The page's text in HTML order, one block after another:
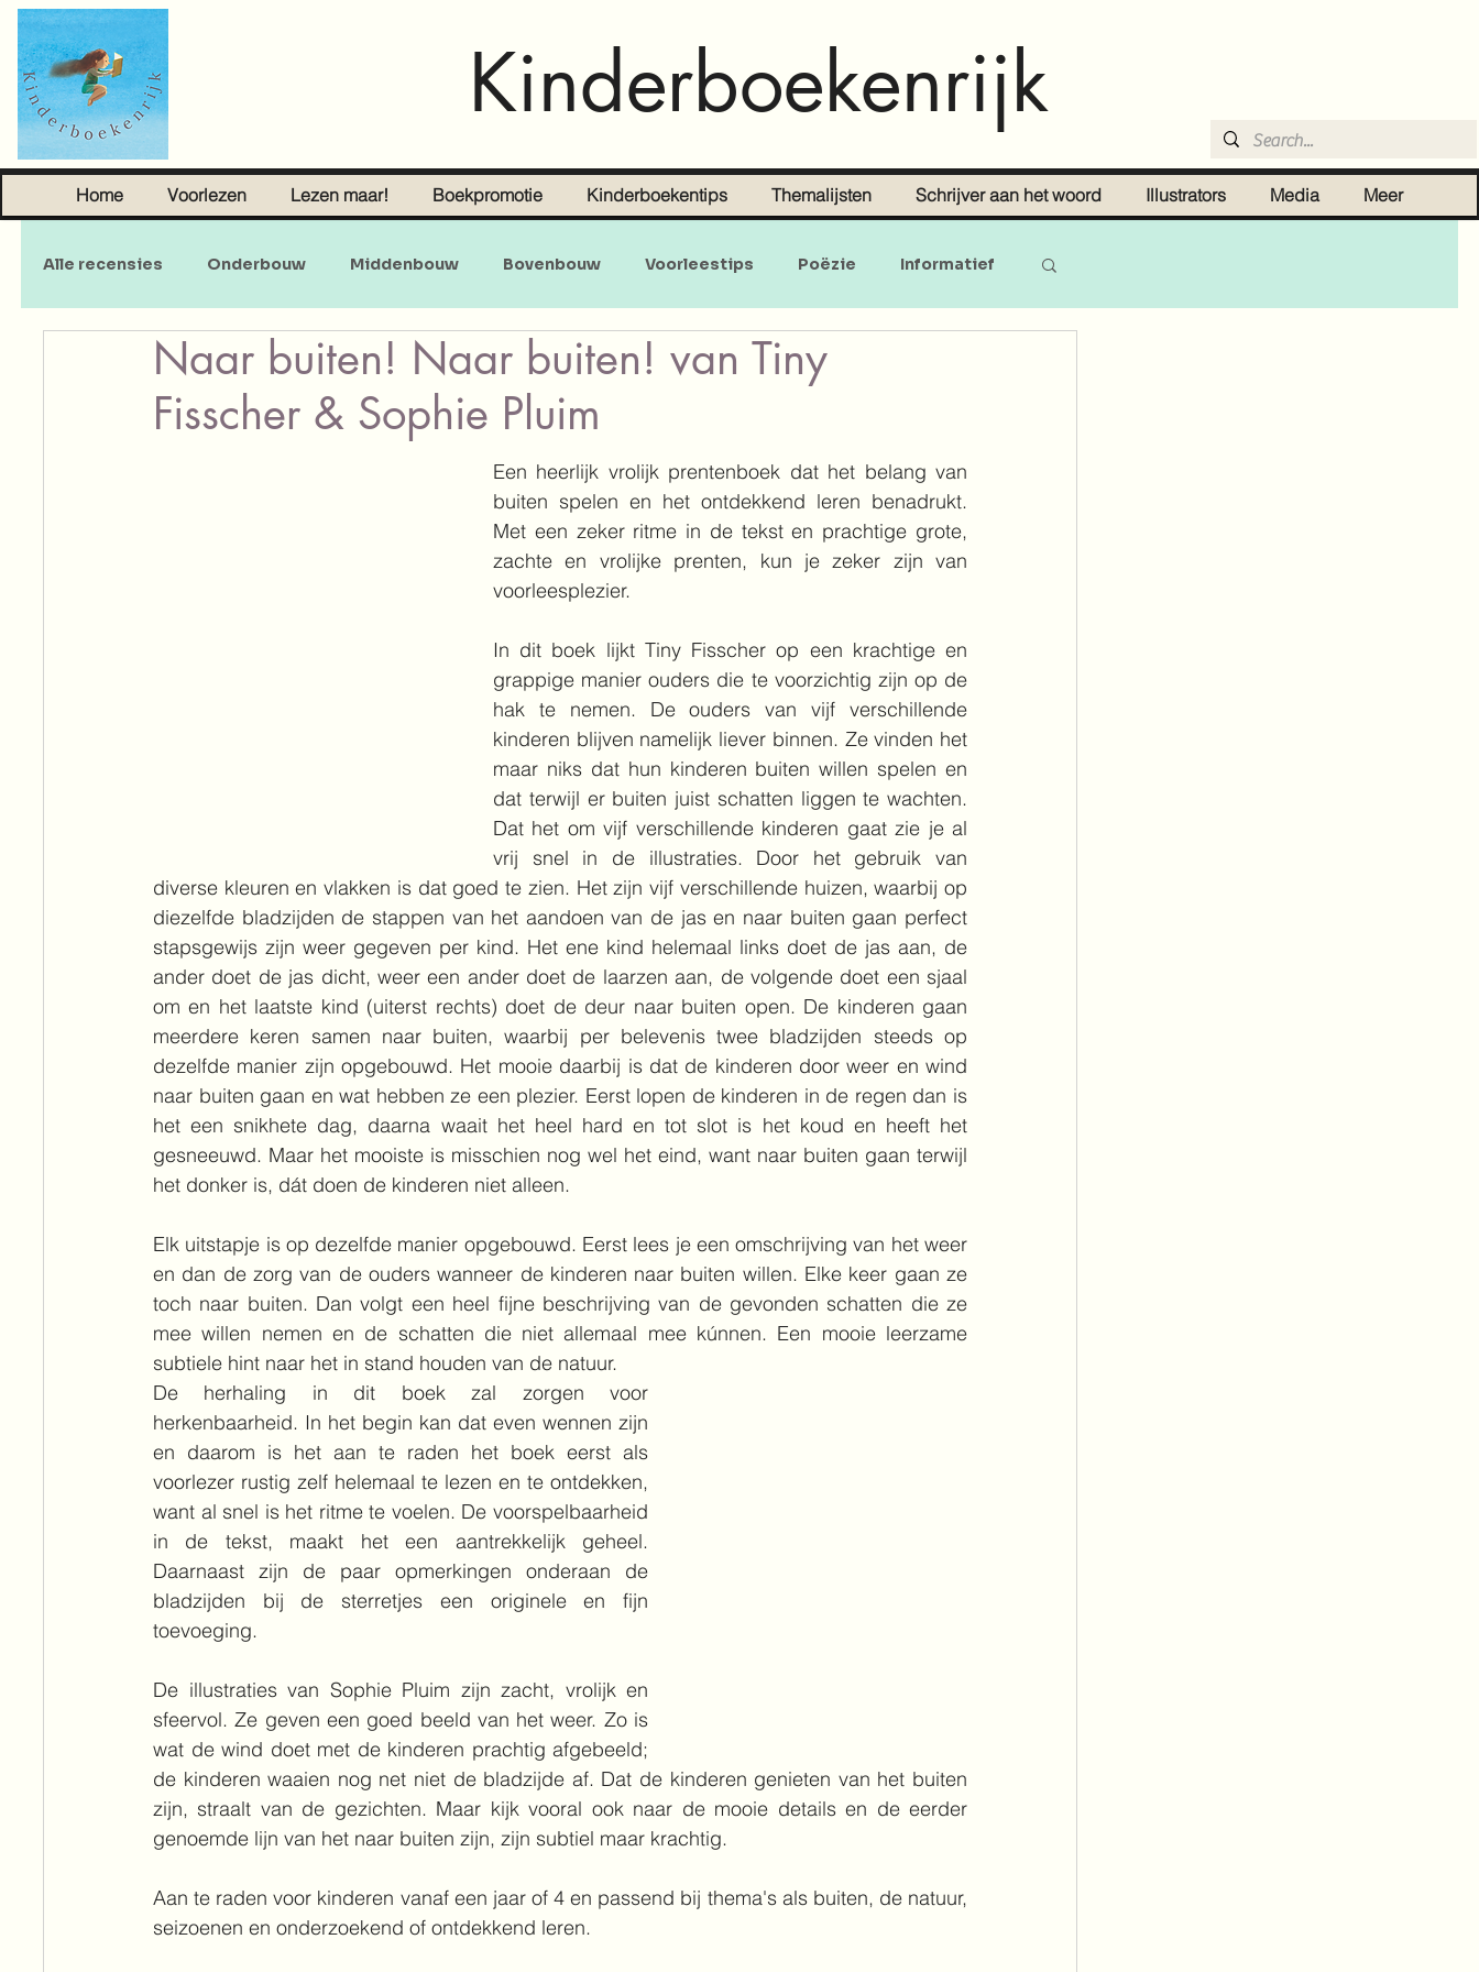
Kinderboekenrijk
Home Voorlezen Lezen maar! Boekpromotie Kinderboekentips Themalijsten Schrijver aan het woord Illustrators Media Meer
Alle recensies Onderbouw Middenbouw Bovenbouw Voorleestips Poëzie Informatief
Sprookjes Young Adult Volwassenen Doe-en zoekboeken Baby's en peuters
Naar buiten! Naar buiten! van Tiny
Fisscher & Sophie Pluim
Een heerlijk vrolijk prentenboek dat het belang van
buiten spelen en het ontdekkend leren benadrukt.
Met een zeker ritme in de tekst en prachtige grote,
zachte en vrolijke prenten, kun je zeker zijn van
voorleesplezier.
In dit boek lijkt Tiny Fisscher op een krachtige en
grappige manier ouders die te voorzichtig zijn op de
hak te nemen. De ouders van vijf verschillende
kinderen blijven namelijk liever binnen. Ze vinden het
maar niks dat hun kinderen buiten willen spelen en
dat terwijl er buiten juist schatten liggen te wachten.
Dat het om vijf verschillende kinderen gaat zie je al
vrij snel in de illustraties. Door het gebruik van
diverse kleuren en vlakken is dat goed te zien. Het zijn vijf verschillende huizen, waarbij op
diezelfde bladzijden de stappen van het aandoen van de jas en naar buiten gaan perfect
stapsgewijs zijn weer gegeven per kind. Het ene kind helemaal links doet de jas aan, de
ander doet de jas dicht, weer een ander doet de laarzen aan, de volgende doet een sjaal
om en het laatste kind (uiterst rechts) doet de deur naar buiten open. De kinderen gaan
meerdere keren samen naar buiten, waarbij per belevenis twee bladzijden steeds op
dezelfde manier zijn opgebouwd. Het mooie daarbij is dat de kinderen door weer en wind
naar buiten gaan en wat hebben ze een plezier. Eerst lopen de kinderen in de regen dan is
het een snikhete dag, daarna waait het heel hard en tot slot is het koud en heeft het
gesneeuwd. Maar het mooiste is misschien nog wel het eind, want naar buiten gaan terwijl
het donker is, dát doen de kinderen niet alleen.
Elk uitstapje is op dezelfde manier opgebouwd. Eerst lees je een omschrijving van het weer
en dan de zorg van de ouders wanneer de kinderen naar buiten willen. Elke keer gaan ze
toch naar buiten. Dan volgt een heel fijne beschrijving van de gevonden schatten die ze
mee willen nemen en de schatten die niet allemaal mee kúnnen. Een mooie leerzame
subtiele hint naar het in stand houden van de natuur.
De herhaling in dit boek zal zorgen voor
herkenbaarheid. In het begin kan dat even wennen zijn
en daarom is het aan te raden het boek eerst als
voorlezer rustig zelf helemaal te lezen en te ontdekken,
want al snel is het ritme te voelen. De voorspelbaarheid
in de tekst, maakt het een aantrekkelijk geheel.
Daarnaast zijn de paar opmerkingen onderaan de
bladzijden bij de sterretjes een originele en fijn
toevoeging.
De illustraties van Sophie Pluim zijn zacht, vrolijk en
sfeervol. Ze geven een goed beeld van het weer. Zo is
wat de wind doet met de kinderen prachtig afgebeeld;
de kinderen waaien nog net niet de bladzijde af. Dat de kinderen genieten van het buiten
zijn, straalt van de gezichten. Maar kijk vooral ook naar de mooie details en de eerder
genoemde lijn van het naar buiten zijn, zijn subtiel maar krachtig.
Aan te raden voor kinderen vanaf een jaar of 4 en passend bij thema's als buiten, de natuur,
seizoenen en onderzoekend of ontdekkend leren.